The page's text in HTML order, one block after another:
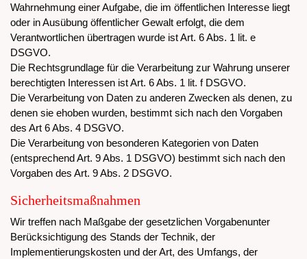
Wahrnehmung einer Aufgabe, die im öffentlichen Interesse liegt
oder in Ausübung öffentlicher Gewalt erfolgt, die dem
Verantwortlichen übertragen wurde ist Art. 6 Abs. 1 lit. e
DSGVO.
Die Rechtsgrundlage für die Verarbeitung zur Wahrung unserer
berechtigten Interessen ist Art. 6 Abs. 1 lit. f DSGVO.
Die Verarbeitung von Daten zu anderen Zwecken als denen, zu
denen sie ehoben wurden, bestimmt sich nach den Vorgaben
des Art 6 Abs. 4 DSGVO.
Die Verarbeitung von besonderen Kategorien von Daten
(entsprechend Art. 9 Abs. 1 DSGVO) bestimmt sich nach den
Vorgaben des Art. 9 Abs. 2 DSGVO.
Sicherheitsmaßnahmen
Wir treffen nach Maßgabe der gesetzlichen Vorgabenunter
Berücksichtigung des Stands der Technik, der
Implementierungskosten und der Art, des Umfangs, der